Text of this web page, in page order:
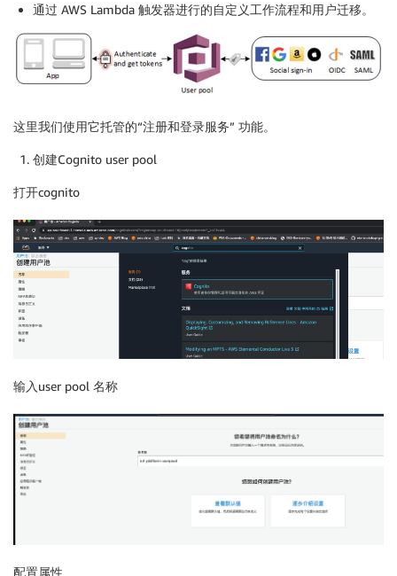
通过 AWS Lambda 触发器进行的自定义工作流程和用户迁移。
这里我们使用它托管的“注册和登录服务” 功能。
创建Cognito user pool
打开cognito
输入user pool 名称
配置属性